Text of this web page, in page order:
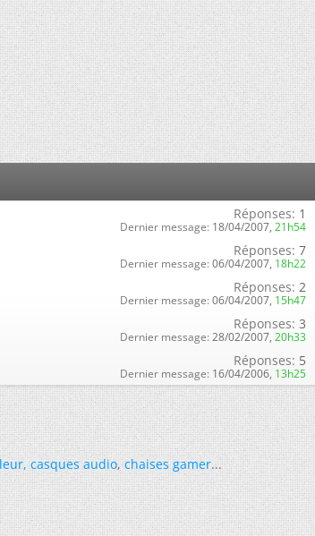
Réponses: 1
Dernier message: 18/04/2007, 21h54
Réponses: 7
Dernier message: 06/04/2007, 18h22
Réponses: 2
Dernier message: 06/04/2007, 15h47
Réponses: 3
Dernier message: 28/02/2007, 20h33
Réponses: 5
Dernier message: 16/04/2006, 13h25
,casques audio,chaises gamer...